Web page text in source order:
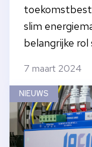
slim
belangrijke
7 maart 2024
NIEUWS